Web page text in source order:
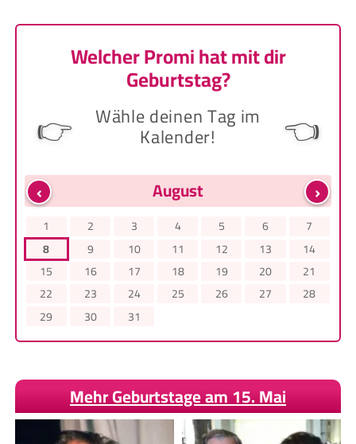
Welcher Promi hat mit dir
Geburtstag?
👉 Wähle deinen Tag im
Kalender! 👈
‹ ›
August
1 2 3 4 5 6
7
8
9 10 11 12 13
14
15
16 17 18 19 20
21
22
23 24 25 26 27
28
29
30 31
Mehr Geburtstage am 15. Mai